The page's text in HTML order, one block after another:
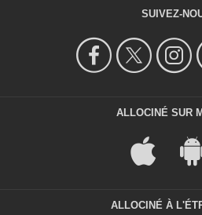
SUIVEZ-
ALLOCINÉ SUR
ALLOCINÉ À